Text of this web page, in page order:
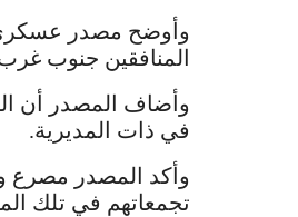
وأوضح مصدر عسكري
المنافقين جنوب
وأضاف المصدر أن
في ذات المديرية.
وأكد المصدر مصرع
تجمعاتهم في تلك